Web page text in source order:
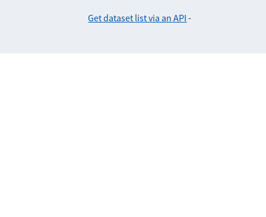
Get dataset list via an API -